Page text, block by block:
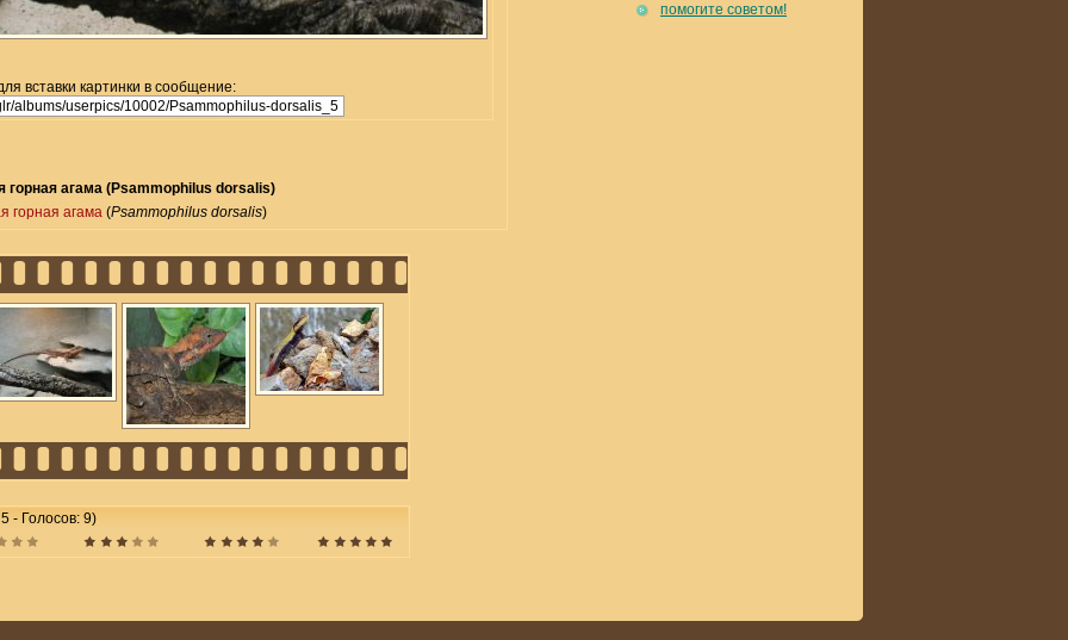
вставки картинки в сообщение:
горная агама (Psammophilus dorsalis)
горная агама (Psammophilus dorsalis)
- Голосов: 9)
помогите советом!